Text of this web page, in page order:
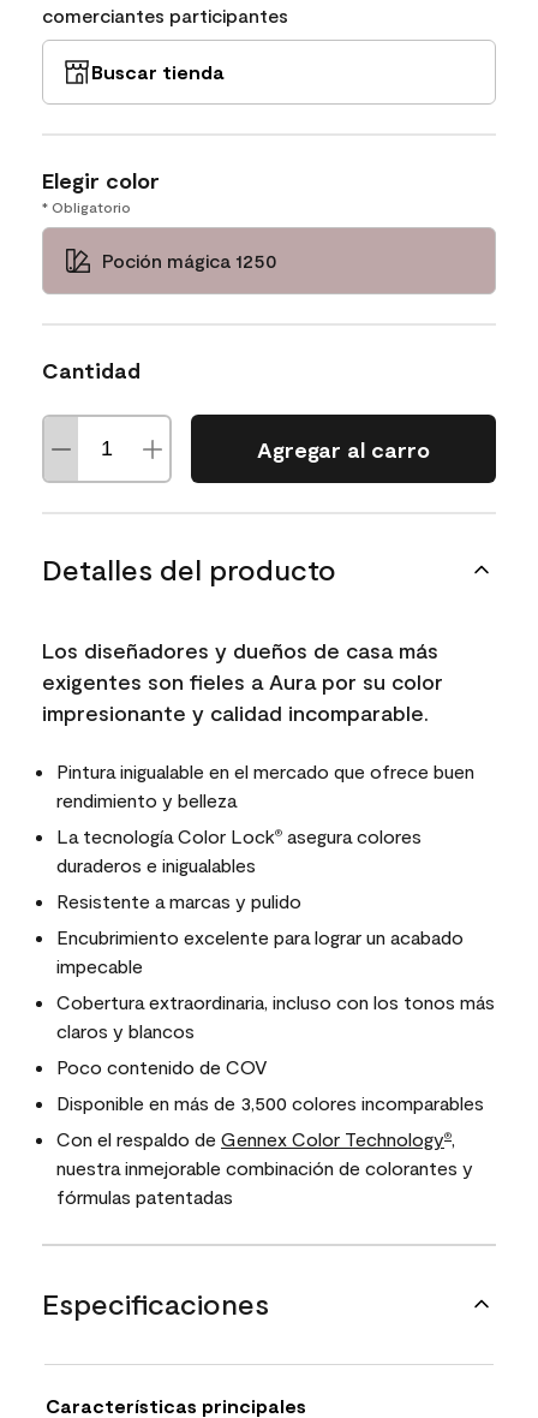
comerciantes participantes
Buscar tienda
Elegir color
* Obligatorio
Poción mágica 1250
Cantidad
Agregar al carro
Detalles del producto
Los diseñadores y dueños de casa más
exigentes son fieles a Aura por su color
impresionante y calidad incomparable.
Pintura inigualable en el mercado que ofrece buen
rendimiento y belleza
La tecnología Color Lock® asegura colores
duraderos e inigualables
Resistente a marcas y pulido
Encubrimiento excelente para lograr un acabado
impecable
Cobertura extraordinaria, incluso con los tonos más
claros y blancos
Poco contenido de COV
Disponible en más de 3,500 colores incomparables
Con el respaldo de Gennex Color Technology®,
nuestra inmejorable combinación de colorantes y
fórmulas patentadas
Especificaciones
Características principales